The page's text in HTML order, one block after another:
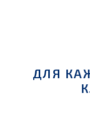
ДЛЯ